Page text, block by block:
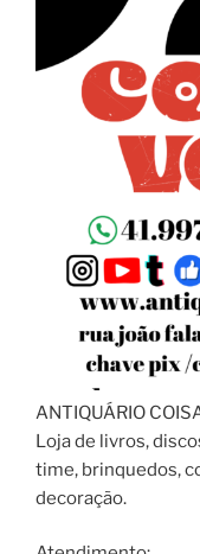
ANTIQUÁRIO
Loja de livros,
time, brinquedos,
decoração.